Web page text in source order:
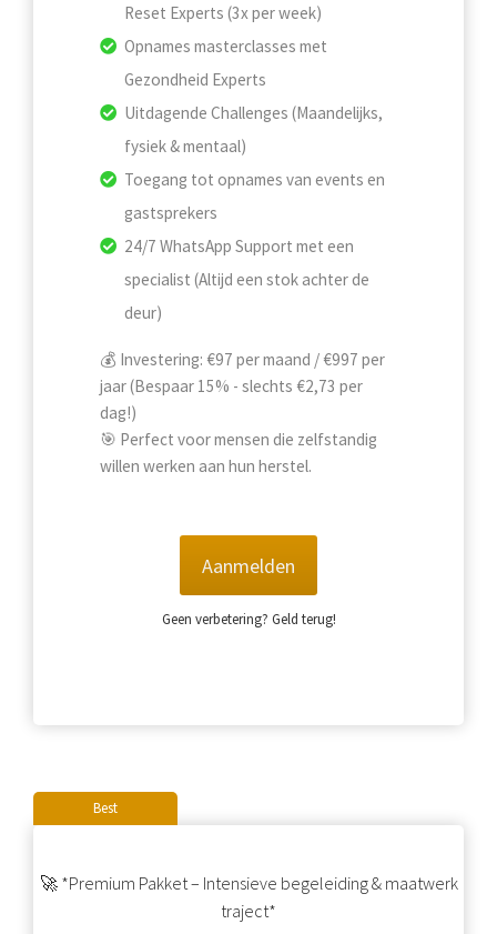
Reset Experts (3x per week)
Opnames masterclasses met
Gezondheid Experts
Uitdagende Challenges (Maandelijks,
fysiek & mentaal)
Toegang tot opnames van events en
gastsprekers
24/7 WhatsApp Support met een
specialist (Altijd een stok achter de
deur)
💰 Investering: €97 per maand / €997 per
jaar (Bespaar 15% - slechts €2,73 per
dag!)
🎯 Perfect voor mensen die zelfstandig
willen werken aan hun herstel.
Aanmelden
Geen verbetering? Geld terug!
Best
🚀 *Premium Pakket – Intensieve begeleiding & maatwerk
traject*